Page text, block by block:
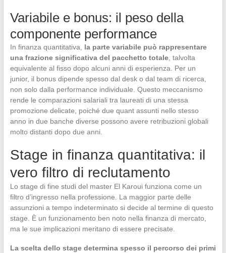
Variabile e bonus: il peso della
componente performance
In finanza quantitativa, la parte variabile può rappresentare
una frazione significativa del pacchetto totale, talvolta
equivalente al fisso dopo alcuni anni di esperienza. Per un
junior, il bonus dipende spesso dal desk o dal team di ricerca,
non solo dalla performance individuale. Questo meccanismo
rende le comparazioni salariali tra laureati di una stessa
promozione delicate, poiché due quant assunti nello stesso
anno in due banche diverse possono avere retribuzioni globali
molto distanti dopo due anni.
Stage in finanza quantitativa: il
vero filtro di reclutamento
Lo stage di fine studi del master El Karoui funziona come un
filtro d’ingresso nella professione. La maggior parte delle
assunzioni a tempo indeterminato si decide al termine di questo
stage. È un funzionamento ben noto nella finanza di mercato,
ma le sue implicazioni meritano di essere precisate.
La scelta dello stage determina spesso il percorso dei primi